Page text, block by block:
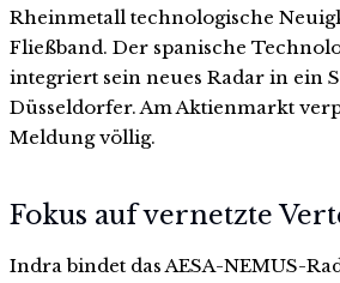
Rheinmetall technologische
Fließband. Der spanische
integriert sein neues Radar in ein
Düsseldorfer. Am Aktienmarkt
Meldung völlig.
Fokus auf vernetzte
Indra bindet das AESA-NEMUS-